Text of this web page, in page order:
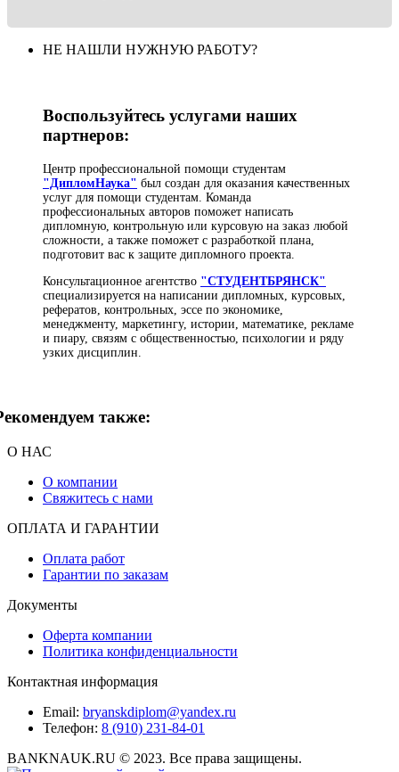
НЕ НАШЛИ НУЖНУЮ РАБОТУ?
Воспользуйтесь услугами наших
партнеров:
Центр профессиональной помощи студентам
"ДипломНаука" был создан для оказания качественных
услуг для помощи студентам. Команда
профессиональных авторов поможет написать
дипломную, контрольную или курсовую на заказ любой
сложности, а также поможет с разработкой плана,
подготовит вас к защите дипломного проекта.
Консультационное агентство "СТУДЕНТБРЯНСК"
специализируется на написании дипломных, курсовых,
рефератов, контрольных, эссе по экономике,
менеджменту, маркетингу, истории, математике, рекламе
и пиару, связям с общественностью, психологии и ряду
узких дисциплин.
также:
О НАС
О компании
Свяжитесь с нами
ОПЛАТА И ГАРАНТИИ
Оплата работ
Гарантии по заказам
Документы
Оферта компании
Политика конфиденциальности
Контактная информация
Email: bryanskdiplom@yandex.ru
Телефон: 8 (910) 231-84-01
BANKNAUK.RU © 2023. Все права защищены.